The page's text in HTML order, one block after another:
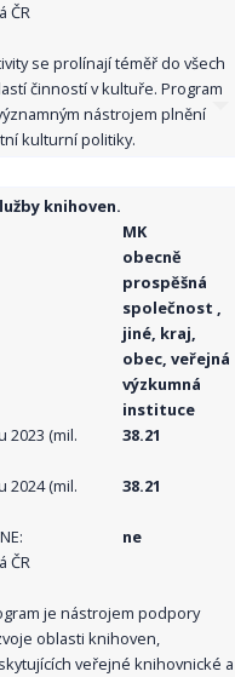
ČR
se prolínají téměř do všech
činností v kultuře. Program
nástrojem plnění
kulturní politiky.
knihoven.
MK
obecně
prospěšná
společnost ,
jiné, kraj,
obec, veřejná
výzkumná
instituce
2023 (mil.
38.21
2024 (mil.
38.21
ne
ČR
je nástrojem podpory
oblasti knihoven,
veřejné knihovnické a